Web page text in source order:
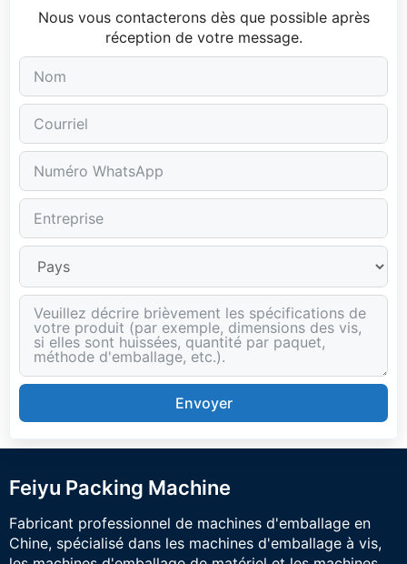
Nous vous contacterons dès que possible après
réception de votre message.
Envoyer
Feiyu Packing Machine
Fabricant professionnel de machines d'emballage en
Chine, spécialisé dans les machines d'emballage à vis,